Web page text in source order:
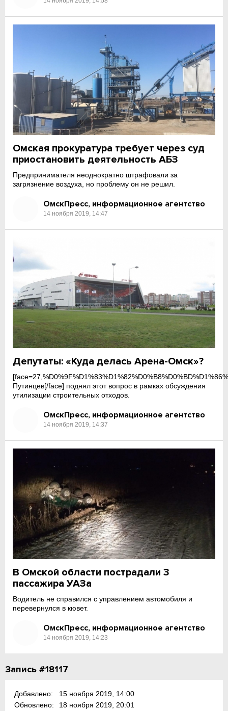
Омская прокуратура требует через суд
приостановить деятельность АБЗ
Предпринимателя неоднократно штрафовали за
загрязнение воздуха, но проблему он не решил.
ОмскПресс, информационное агентство
14 ноября 2019, 14:47
Депутаты: «Куда делась Арена-Омск»?
Путинцев[/face] поднял этот вопрос в рамках обсуждения
утилизации строительных отходов.
ОмскПресс, информационное агентство
14 ноября 2019, 14:37
В Омской области пострадали 3
пассажира УАЗа
Водитель не справился с управлением автомобиля и
перевернулся в кювет.
ОмскПресс, информационное агентство
14 ноября 2019, 14:23
Запись #18117
Добавлено:
15 ноября 2019, 14:00
Обновлено:
18 ноября 2019, 20:01